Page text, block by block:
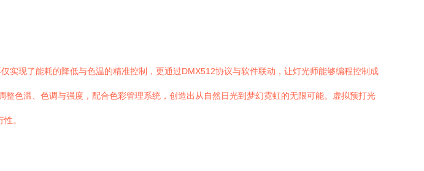
实现了能耗的降低与色温的精准控制，更通过DMX512协议与软件联动，让灯光师能够编程控制成
色温、色调与强度，配合色彩管理系统，创造出从自然日光到梦幻霓虹的无限可能。虚拟预打光
。